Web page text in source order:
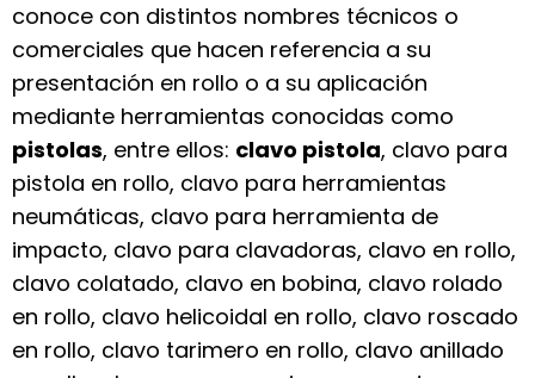
conoce con distintos nombres técnicos o
comerciales que hacen referencia a su
presentación en rollo o a su aplicación
mediante herramientas conocidas como
pistolas, entre ellos: clavo pistola, clavo para
pistola en rollo, clavo para herramientas
neumáticas, clavo para herramienta de
impacto, clavo para clavadoras, clavo en rollo,
clavo colatado, clavo en bobina, clavo rolado
en rollo, clavo helicoidal en rollo, clavo roscado
en rollo, clavo tarimero en rollo, clavo anillado